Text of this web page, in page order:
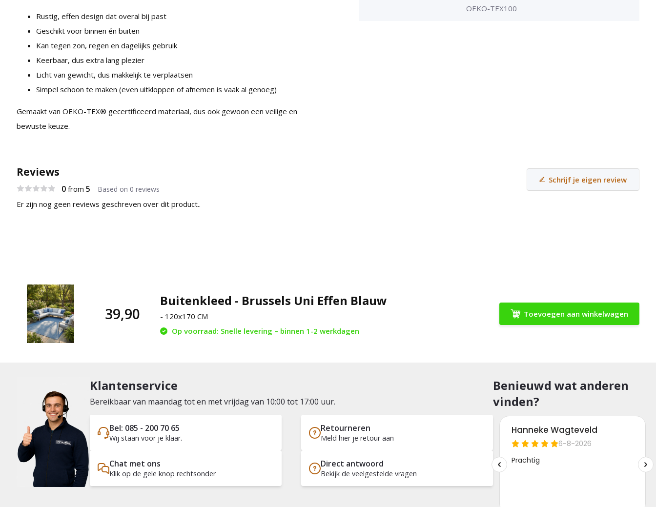
Rustig, effen design dat overal bij past
Geschikt voor binnen én buiten
Kan tegen zon, regen en dagelijks gebruik
Keerbaar, dus extra lang plezier
Licht van gewicht, dus makkelijk te verplaatsen
Simpel schoon te maken (even uitkloppen of afnemen is vaak al genoeg)
Gemaakt van OEKO-TEX® gecertificeerd materiaal, dus ook gewoon een veilige en
bewuste keuze.
OEKO-TEX100
Reviews
0from 5 Based on 0 reviews
Schrijf je eigen review
Er zijn nog geen reviews geschreven over dit product..
39,90
Buitenkleed - Brussels Uni Effen Blauw
- 120x170 CM
Op voorraad: Snelle levering – binnen 1-2 werkdagen
Toevoegen aan winkelwagen
Klantenservice
Bereikbaar van maandag tot en met vrijdag van 10:00 tot 17:00 uur.
Bel: 085 - 200 70 65
Wij staan voor je klaar.
Retourneren
Meld hier je retour aan
Chat met ons
Klik op de gele knop rechtsonder
Direct antwoord
Bekijk de veelgestelde vragen
Benieuwd wat anderen
vinden?